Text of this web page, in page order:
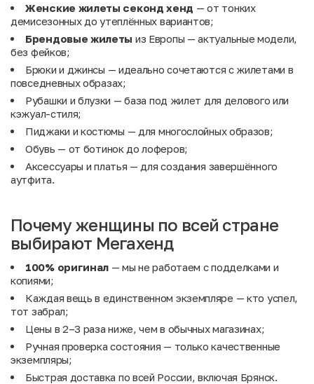
Женские жилеты секонд хенд — от тонких
демисезонных до утеплённых вариантов;
Брендовые жилеты из Европы — актуальные модели,
без фейков;
Брюки и джинсы — идеально сочетаются с жилетами в
повседневных образах;
Рубашки и блузки — база под жилет для делового или
кэжуал-стиля;
Пиджаки и костюмы — для многослойных образов;
Обувь — от ботинок до лоферов;
Аксессуары иплатья — для создания завершённого
аутфита.
Почему женщины по всей стране
выбирают Мегахенд
100% оригинал — мы не работаем с подделками и
копиями;
Каждая вещь в единственном экземпляре — кто успел,
тот забрал;
Цены в 2–3 раза ниже, чем в обычных магазинах;
Ручная проверка состояния — только качественные
экземпляры;
Быстрая доставка по всей России, включая Брянск.